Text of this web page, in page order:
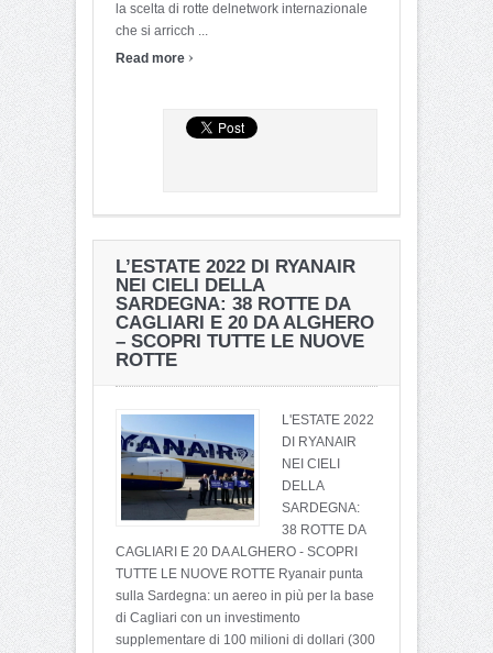
la scelta di rotte delnetwork internazionale
che si arricch ...
Read more ›
L’ESTATE 2022 DI RYANAIR
NEI CIELI DELLA
SARDEGNA: 38 ROTTE DA
CAGLIARI E 20 DA ALGHERO
– SCOPRI TUTTE LE NUOVE
ROTTE
L'ESTATE 2022
DI RYANAIR
NEI CIELI
DELLA
SARDEGNA:
38 ROTTE DA
CAGLIARI E 20 DA ALGHERO - SCOPRI
TUTTE LE NUOVE ROTTE Ryanair punta
sulla Sardegna: un aereo in più per la base
di Cagliari con un investimento
supplementare di 100 milioni di dollari (300